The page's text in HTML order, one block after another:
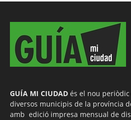
GUÍA MI CIUDAD és el nou
diversos municipis de la província
amb edició impresa mensual de